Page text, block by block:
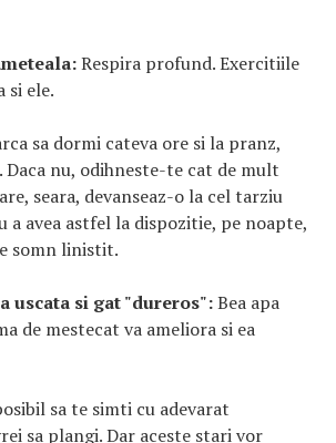
Respira profund. Exercitiile
si ele.
sa dormi cateva ore si la pranz,
Daca nu, odihneste-te cat de mult
seara, devanseaz-o la cel tarziu
a avea astfel la dispozitie, pe noapte,
somn linistit.
uscata si gat "dureros":Bea apa
de mestecat va ameliora si ea
sa te simti cu adevarat
sa plangi. Dar aceste stari vor